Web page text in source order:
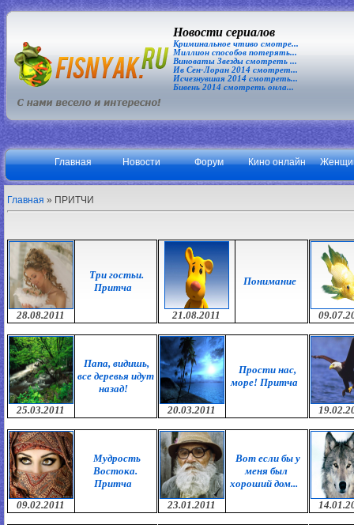
Новости сериалов
Криминальное чтиво смотре...
Миллион способов потерять...
Виноваты Звезды смотреть ...
Ив Сен-Лоран 2014 смотрет...
Исчезнувшая 2014 смотреть...
Бивень 2014 смотреть онла...
Главная Новости Форум Кино онлайн
Главная » ПРИТЧИ
28.08.2011
Три гостьи.
Притча
21.08.2011
Понимание
25.03.2011
Папа, видишь,
все деревья идут
назад!
20.03.2011
Прости нас,
море! Притча
09.02.2011
Мудрость
Востока.
Притча
23.01.2011
Вот если бы у
меня был
хороший дом...